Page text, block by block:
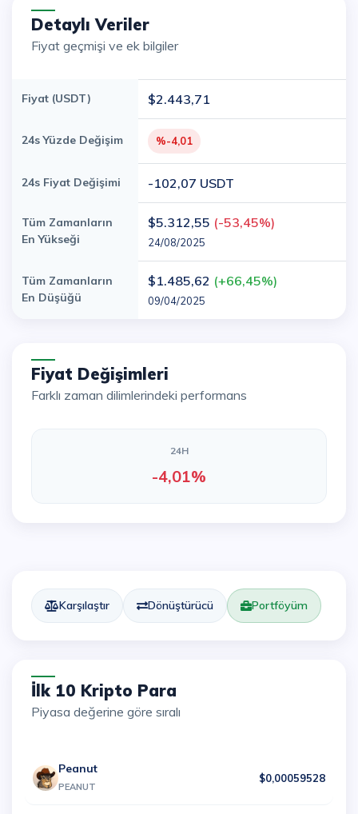
Detaylı Veriler
Fiyat geçmişi ve ek bilgiler
Fiyat (USDT) $2.443,71
24s Yüzde Değişim %-4,01
24s Fiyat Değişimi -102,07 USDT
Tüm Zamanların
En Yükseği
$5.312,55 (-53,45%)
24/08/2025
Tüm Zamanların
En Düşüğü
$1.485,62 (+66,45%)
09/04/2025
Fiyat Değişimleri
Farklı zaman dilimlerindeki performans
24H
-4,01%
Karşılaştır Dönüştürücü Portföyüm
İlk 10 Kripto Para
Piyasa değerine göre sıralı
Peanut
PEANUT
$0,00059528